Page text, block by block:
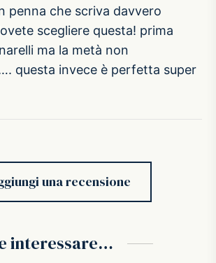
penna che scriva davvero
scegliere questa! prima
ma la metà non
questa invece è perfetta super
una recensione
interessare…